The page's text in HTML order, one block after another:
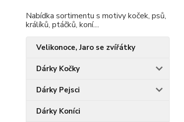
Nabídka sortimentu s motivy koček, psů,
králíků, ptáčků, koní....
Velikonoce, Jaro se zvířátky
Dárky Kočky
Dárky Pejsci
Dárky Koníci